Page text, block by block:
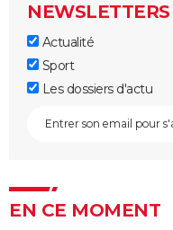
NEWSLETTERS
Actualité
Sport
Les dossiers d'actu
EN CE MOMENT